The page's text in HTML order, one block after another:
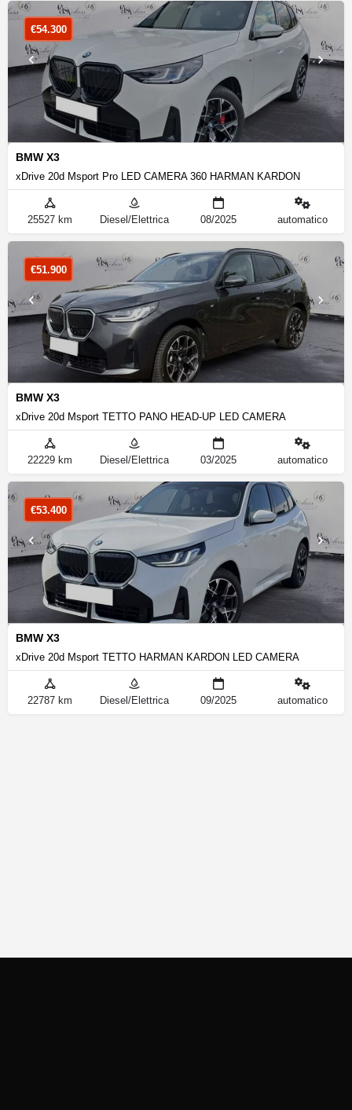
BMW X3
xDrive 20d Msport Pro LED CAMERA 360 HARMAN KARDON
€54.300
25527 km Diesel/Elettrica 08/2025 automatico
BMW X3
xDrive 20d Msport TETTO PANO HEAD-UP LED CAMERA
€51.900
22229 km Diesel/Elettrica 03/2025 automatico
BMW X3
xDrive 20d Msport TETTO HARMAN KARDON LED CAMERA
€53.400
22787 km Diesel/Elettrica 09/2025 automatico